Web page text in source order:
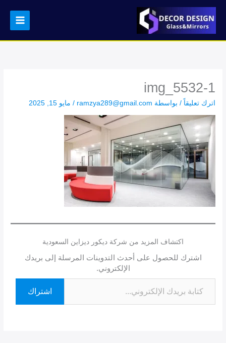
المحتوى
img_5532-1
اترك تعليقاً / بواسطة ramzya289@gmail.com
/ مايو 15, 2025
اكتشاف المزيد من شركة ديكور ديزاين السعودية
اشترك للحصول على أحدث التدوينات المرسلة إلى بريدك
الإلكتروني.
اشتراك